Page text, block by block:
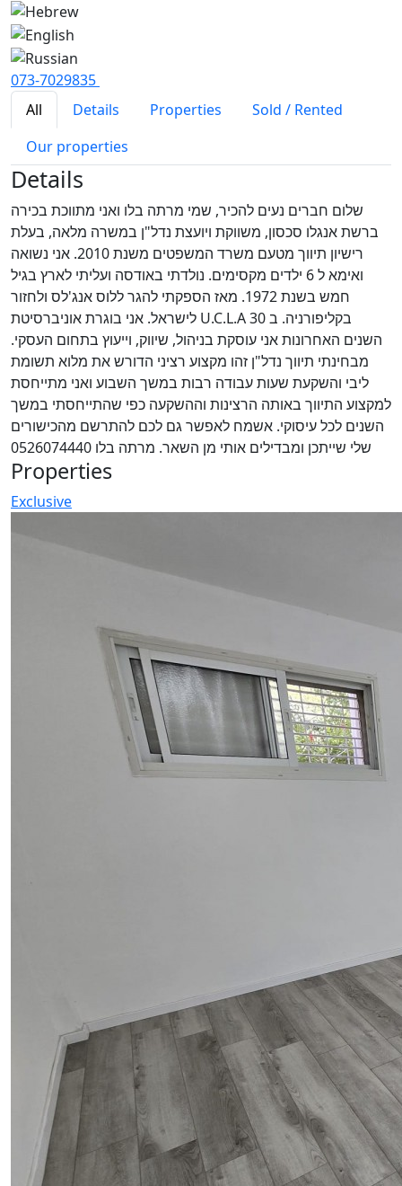
073-7029835
All
Details Properties
Sold / Rented
Our properties
Details
שלום חברים נעים להכיר, שמי מרתה בלו ואני מתווכת בכירה
ברשת אנגלו סכסון, משווקת ויועצת נדל"ן במשרה מלאה, בעלת
רישיון תיווך מטעם משרד המשפטים משנת 2010. אני נשואה
ואימא ל 6 ילדים מקסימים. נולדתי באודסה ועליתי לארץ בגיל
חמש בשנת 1972. מאז הספקתי להגר ללוס אנג'לס ולחזור
לישראל. אני בוגרת אוניברסיטת U.C.L.A בקליפורניה. ב 30
השנים האחרונות אני עוסקת בניהול, שיווק, וייעוץ בתחום העסקי.
מבחינתי תיווך נדל"ן זהו מקצוע רציני הדורש את מלוא תשומת
ליבי והשקעת שעות עבודה רבות במשך השבוע ואני מתייחסת
למקצוע התיווך באותה הרצינות וההשקעה כפי שהתייחסתי במשך
השנים לכל עיסוקי. אשמח לאפשר גם לכם להתרשם מהכישורים
שלי שייתכן ומבדילים אותי מן השאר. מרתה בלו 0526074440
Properties
Exclusive